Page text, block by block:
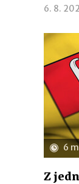
6. 8.
6
Z